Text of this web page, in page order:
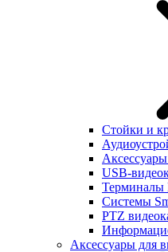
Стойки и
USB-
Системы
PTZ
Аксессуары для